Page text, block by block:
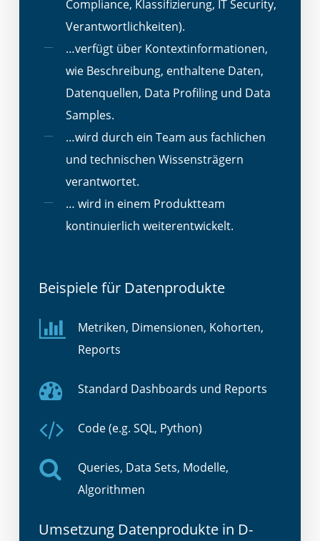
Compliance, Klassifizierung, IT Security,
Verantwortlichkeiten).
…verfügt über Kontextinformationen,
wie Beschreibung, enthaltene Daten,
Datenquellen, Data Profiling und Data
Samples.
…wird durch ein Team aus fachlichen
und technischen Wissensträgern
verantwortet​.
… wird in einem Produktteam
kontinuierlich weiterentwickelt.
Beispiele für Datenprodukte
Metriken, Dimensionen, Kohorten,
Reports
Standard Dashboards und Reports
Code (e.g. SQL, Python)
Queries, Data Sets, Modelle,
Algorithmen
Umsetzung Datenprodukte in D-